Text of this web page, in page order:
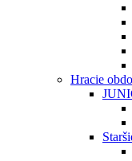
Hracie